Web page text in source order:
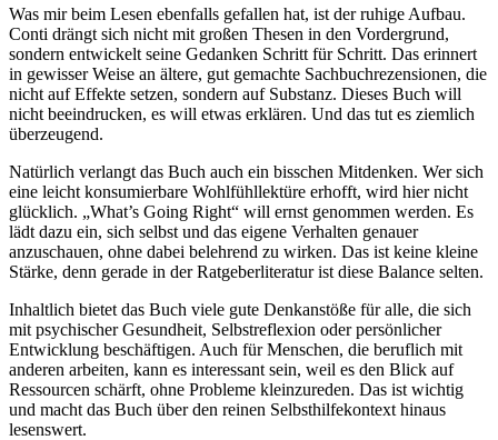
Was mir beim Lesen ebenfalls gefallen hat, ist der ruhige Aufbau.
Conti drängt sich nicht mit großen Thesen in den Vordergrund,
sondern entwickelt seine Gedanken Schritt für Schritt. Das erinnert
in gewisser Weise an ältere, gut gemachte Sachbuchrezensionen, die
nicht auf Effekte setzen, sondern auf Substanz. Dieses Buch will
nicht beeindrucken, es will etwas erklären. Und das tut es ziemlich
überzeugend.
Natürlich verlangt das Buch auch ein bisschen Mitdenken. Wer sich
eine leicht konsumierbare Wohlfühllektüre erhofft, wird hier nicht
glücklich. „What’s Going Right“ will ernst genommen werden. Es
lädt dazu ein, sich selbst und das eigene Verhalten genauer
anzuschauen, ohne dabei belehrend zu wirken. Das ist keine kleine
Stärke, denn gerade in der Ratgeberliteratur ist diese Balance selten.
Inhaltlich bietet das Buch viele gute Denkanstöße für alle, die sich
mit psychischer Gesundheit, Selbstreflexion oder persönlicher
Entwicklung beschäftigen. Auch für Menschen, die beruflich mit
anderen arbeiten, kann es interessant sein, weil es den Blick auf
Ressourcen schärft, ohne Probleme kleinzureden. Das ist wichtig
und macht das Buch über den reinen Selbsthilfekontext hinaus
lesenswert.